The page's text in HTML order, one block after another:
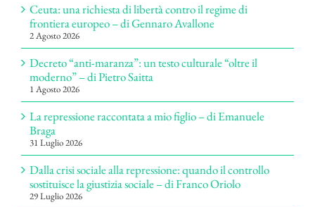
Ceuta: una richiesta di libertà contro il regime di
frontiera europeo – di Gennaro Avallone
2 Agosto 2026
Decreto “anti-maranza”: un testo culturale “oltre il
moderno” – di Pietro Saitta
1 Agosto 2026
La repressione raccontata a mio figlio – di Emanuele
Braga
31 Luglio 2026
Dalla crisi sociale alla repressione: quando il controllo
sostituisce la giustizia sociale – di Franco Oriolo
29 Luglio 2026